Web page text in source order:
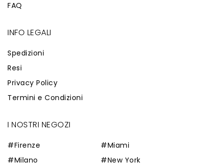
FAQ
INFO LEGALI
Spedizioni
Resi
Privacy Policy
Termini e Condizioni
I NOSTRI NEGOZI
#Firenze
#Milano
#Miami
#New York